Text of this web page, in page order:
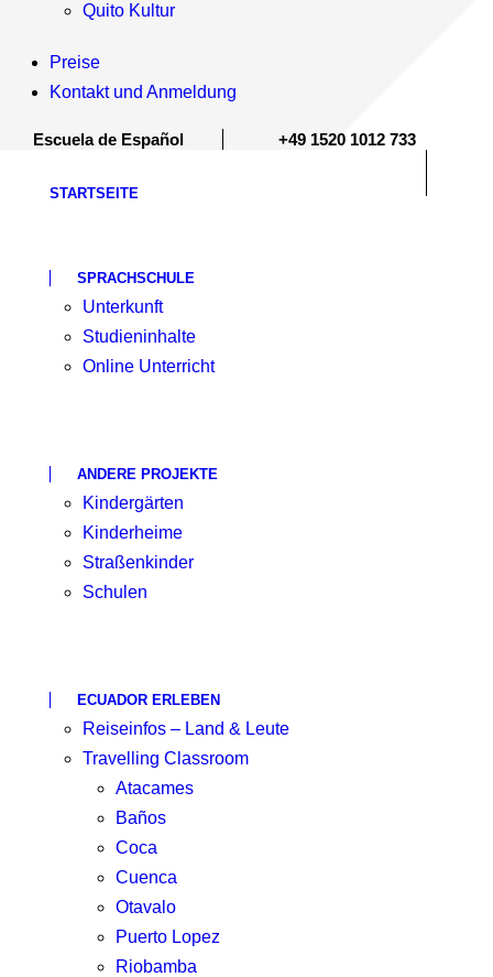
Quito Kultur
Preise
Kontakt und Anmeldung
Escuela de Español +49 1520 1012 733
STARTSEITE
SPRACHSCHULE
Unterkunft
Studieninhalte
Online Unterricht
ANDERE PROJEKTE
Kindergärten
Kinderheime
Straßenkinder
Schulen
ECUADOR ERLEBEN
Reiseinfos – Land & Leute
Travelling Classroom
Atacames
Baños
Coca
Cuenca
Otavalo
Puerto Lopez
Riobamba